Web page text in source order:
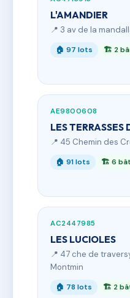
L'AMANDIER
📍 3 av de la
🏠 97 lots 🏗 2
AE9800608
LES TERRASSES
📍 45 Chemin des
🏠 91 lots 🏗 6
AC2447985
LES LUCIOLES
📍 47 che de
Montmin
🏠 78 lots 🏗 2